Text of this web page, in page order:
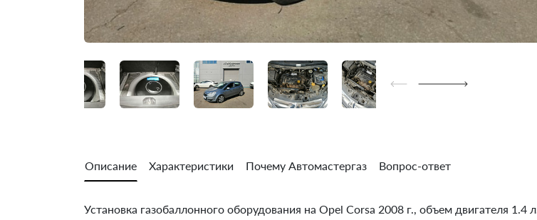
Описание Характеристики Почему Автомастергаз Вопрос-ответ
Установка газобаллонного оборудования на Opel Corsa 2008 г., объем двигателя 1.4 л.,